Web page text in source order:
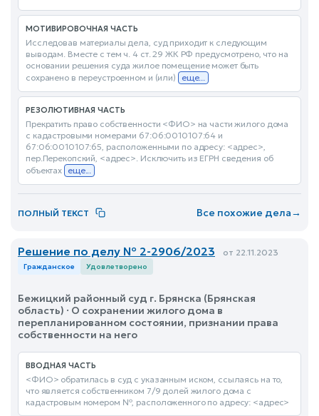
МОТИВИРОВОЧНАЯ ЧАСТЬ
Исследовав материалы дела, суд приходит к следующим
выводам. Вместе с тем ч. 4 ст. 29 ЖК РФ предусмотрено, что на
основании решения суда жилое помещение может быть
сохранено в переустроенном и (или)
еще...
РЕЗОЛЮТИВНАЯ ЧАСТЬ
Прекратить право собственности <ФИО> на части жилого дома
с кадастровыми номерами 67:06:0010107:64 и
67:06:0010107:65, расположенными по адресу: <адрес>,
пер.Перекопский, <адрес>. Исключить из ЕГРН сведения об
объектах еще...
ПОЛНЫЙ ТЕКСТ Все похожие дела→
Решение по делу № 2-2906/2023 от 22.11.2023
Гражданское Удовлетворено
Бежицкий районный суд г. Брянска (Брянская
область) · О сохранении жилого дома в
перепланированном состоянии, признании права
собственности на него
ВВОДНАЯ ЧАСТЬ
<ФИО> обратилась в суд с указанным иском, ссылаясь на то,
что является собственником 7/9 долей жилого дома с
кадастровым номером №, расположенного по адресу: <адрес>